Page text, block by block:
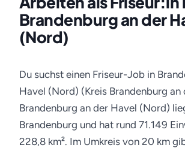
Brandenburg an der
(Nord)
Du suchst einen Friseur-Job in
Havel (Nord) (Kreis Brandenburg an
Brandenburg an der Havel (Nord)
Brandenburg und hat rund 71.149
228,8 km². Im Umkreis von 20 km